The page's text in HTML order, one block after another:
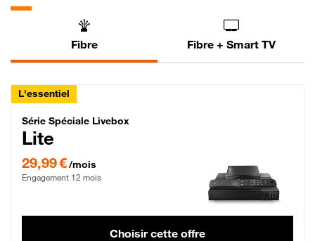
Fibre Fibre + Smart TV
L'essentiel
Série Spéciale Livebox Lite Fibre
Série Spéciale Livebox
Lite
29,99 €/mois
Engagement 12 mois
Choisir cette offre